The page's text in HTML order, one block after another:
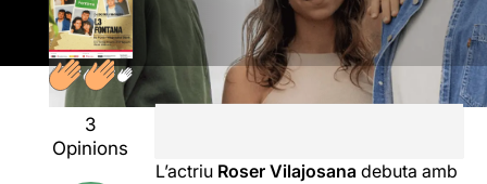
3
Opinions
L’actriu Roser Vilajosana debuta amb